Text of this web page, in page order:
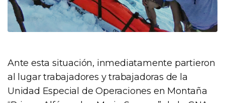
Ante esta situación, inmediatamente partieron
al lugar trabajadores y trabajadoras de la
Unidad Especial de Operaciones en Montaña